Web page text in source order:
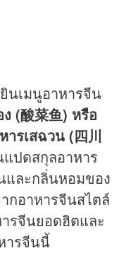
นเมนูอาหารจีน
(酸菜鱼) หรือ
ารเสฉวน (四川
ปดสกุลอาหาร
และกลิ่นหอมของ
กอาหารจีนสไตล์
รจีนยอดฮิตและ
ารจีนนี้